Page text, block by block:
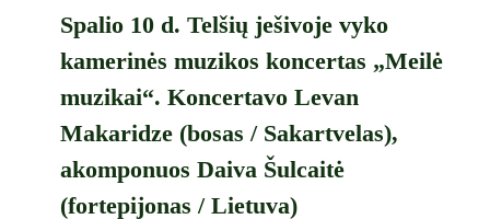
Spalio 10 d. Telšių ješivoje vyko
kamerinės muzikos koncertas „Meilė
muzikai“. Koncertavo Levan
Makaridze (bosas / Sakartvelas),
akomponuos Daiva Šulcaitė
(fortepijonas / Lietuva)